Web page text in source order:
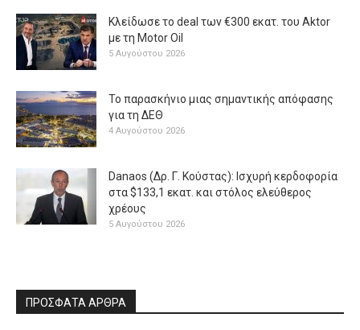
Κλείδωσε το deal των €300 εκατ. του Aktor
με τη Μotor Oil
5 Αυγούστου 2026
Το παρασκήνιο μιας σημαντικής απόφασης
για τη ΔΕΘ
4 Αυγούστου 2026
Danaos (Δρ. Γ. Κούστας): Ισχυρή κερδοφορία
στα $133,1 εκατ. και στόλος ελεύθερος
χρέους
5 Αυγούστου 2026
ΠΡΟΣΦΑΤΑ ΑΡΘΡΑ